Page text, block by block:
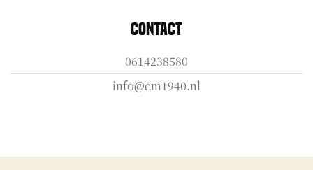
Contact
0614238580
info@cm1940.nl